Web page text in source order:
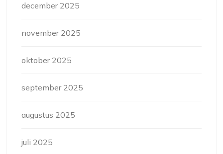
december 2025
november 2025
oktober 2025
september 2025
augustus 2025
juli 2025